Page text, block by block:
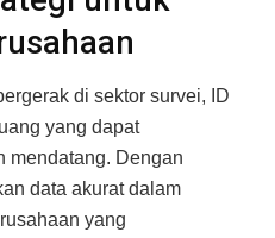
di sektor survei, ID
yang dapat
mendatang. Dengan
data akurat dalam
yang